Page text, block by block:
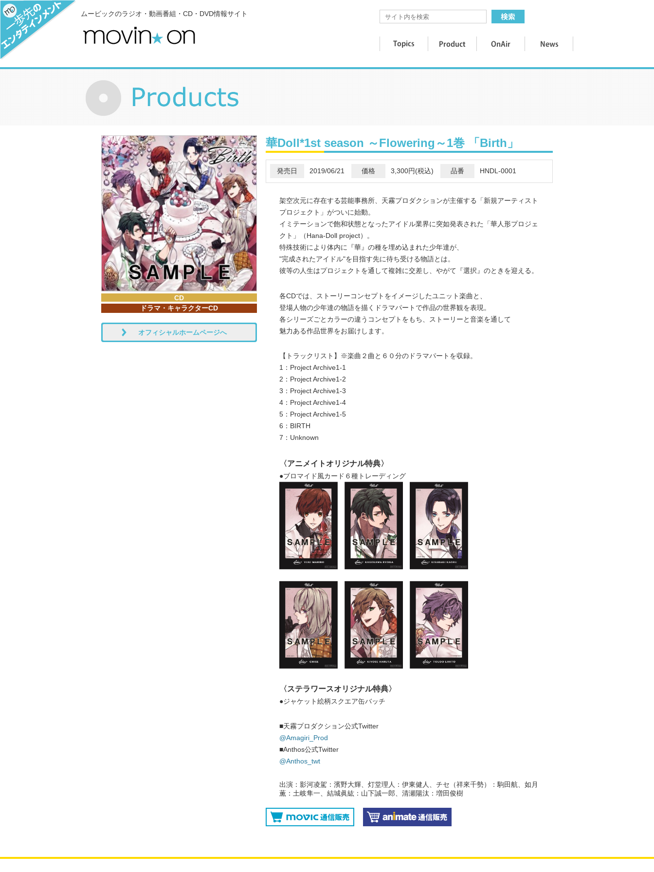
ムービックのラジオ・動画番組・CD・DVD情報サイト
CD
ドラマ・キャラクターCD
オフィシャルホームページへ
華Doll*1st season ～Flowering～1巻 「Birth」
発売日 2019/06/21 価格 3,300円(税込) 品番 HNDL-0001
架空次元に存在する芸能事務所、天霧プロダクションが主催する「新規アーティスト
プロジェクト」がついに始動。
イミテーションで飽和状態となったアイドル業界に突如発表された「華人形プロジェ
クト」（Hana-Doll project）。
特殊技術により体内に『華』の種を埋め込まれた少年達が、
"完成されたアイドル"を目指す先に待ち受ける物語とは。
彼等の人生はプロジェクトを通して複雑に交差し、やがて『選択』のときを迎える。
各CDでは、ストーリーコンセプトをイメージしたユニット楽曲と、
登場人物の少年達の物語を描くドラマパートで作品の世界観を表現。
各シリーズごとカラーの違うコンセプトをもち、ストーリーと音楽を通して
魅力ある作品世界をお届けします。
【トラックリスト】※楽曲２曲と６０分のドラマパートを収録。
1：Project Archive1-1
2：Project Archive1-2
3：Project Archive1-3
4：Project Archive1-4
5：Project Archive1-5
6：BIRTH
7：Unknown
〈アニメイトオリジナル特典〉
●ブロマイド風カード６種トレーディング
〈ステラワースオリジナル特典〉
●ジャケット絵柄スクエア缶バッチ
■天霧プロダクション公式Twitter
@Amagiri_Prod
■Anthos公式Twitter
@Anthos_twt
出演：影河凌駕：濱野大輝、灯堂理人：伊東健人、チセ（祥來千勢）：駒田航、如月
薫：土岐隼一、結城眞紘：山下誠一郎、清瀬陽汰：増田俊樹